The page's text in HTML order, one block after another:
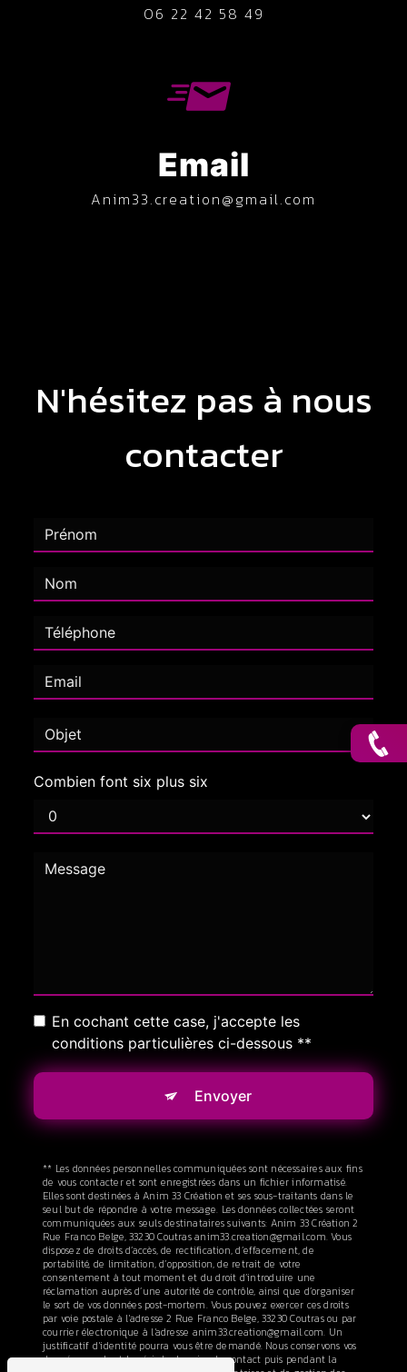
06 22 42 58 49
Email
anim33.creation@gmail.com
N'hésitez pas à nous
contacter
Combien font six plus six
En cochant cette case, j'accepte les
conditions particulières ci-dessous **
Envoyer
** Les données personnelles communiquées sont nécessaires aux fins
de vous contacter et sont enregistrées dans un fichier informatisé.
Elles sont destinées à Anim 33 Création et ses sous-traitants dans le
seul but de répondre à votre message. Les données collectées seront
communiquées aux seuls destinataires suivants: Anim 33 Création 2
Rue Franco Belge, 33230 Coutras anim33.creation@gmail.com. Vous
disposez de droits d’accès, de rectification, d’effacement, de
portabilité, de limitation, d’opposition, de retrait de votre
consentement à tout moment et du droit d’introduire une
réclamation auprès d’une autorité de contrôle, ainsi que d’organiser
le sort de vos données post-mortem. Vous pouvez exercer ces droits
par voie postale à l'adresse 2 Rue Franco Belge, 33230 Coutras ou par
courrier électronique à l'adresse anim33.creation@gmail.com. Un
justificatif d'identité pourra vous être demandé. Nous conservons vos
données pendant la période de prise de contact puis pendant la